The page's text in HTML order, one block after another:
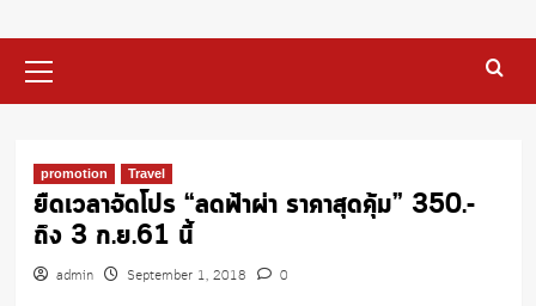
Menu
promotion Travel
ยืดเวลาจัดโปร “ลดฟ้าผ่า ราคาสุดคุ้ม” 350.-
ถึง 3 ก.ย.61 นี้
admin September 1, 2018 0